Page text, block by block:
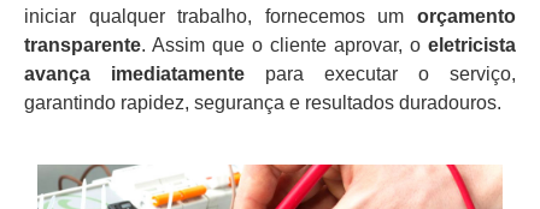
iniciar qualquer trabalho, fornecemos um orçamento
transparente. Assim que o cliente aprovar, o eletricista
avança imediatamente para executar o serviço,
garantindo rapidez, segurança e resultados duradouros.